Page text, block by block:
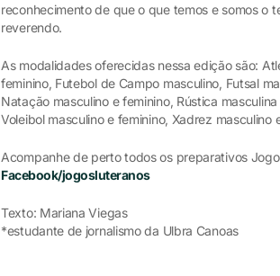
reconhecimento de que o que temos e somos o
reverendo.
As modalidades oferecidas nessa edição são:
feminino, Futebol de Campo masculino, Futsal
Natação masculino e feminino, Rústica
Voleibol masculino e feminino, Xadrez masculino
Acompanhe de perto todos os preparativos
Facebook/jogosluteranos
Texto: Mariana Viegas
*estudante de jornalismo da Ulbra Canoas